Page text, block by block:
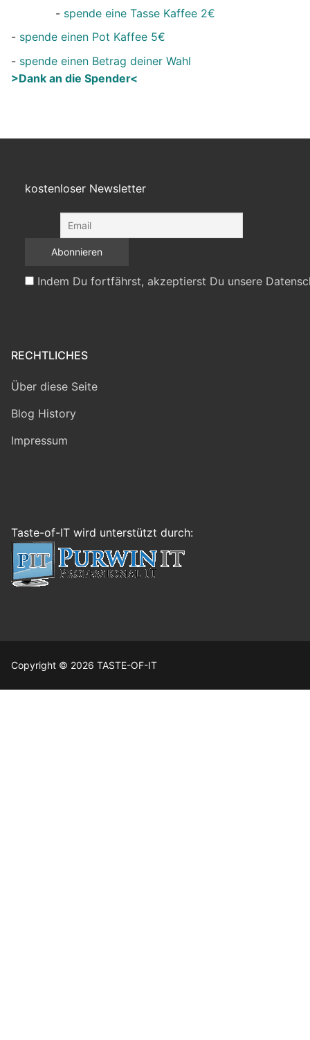
- spende eine Tasse Kaffee 2€
- spende einen Pot Kaffee 5€
- spende einen Betrag deiner Wahl
>Dank an die Spender<
kostenloser Newsletter
Indem Du fortfährst, akzeptierst Du unsere
RECHTLICHES
Über diese Seite
Blog History
Impressum
Taste-of-IT wird unterstützt durch:
Copyright © 2026 TASTE-OF-IT